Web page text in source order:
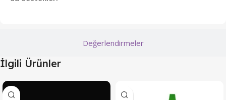
Değerlendirmeler
İlgili Ürünler